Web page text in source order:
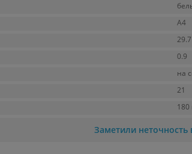
A4
29.7
0.9
на
21
180
Заметили неточность